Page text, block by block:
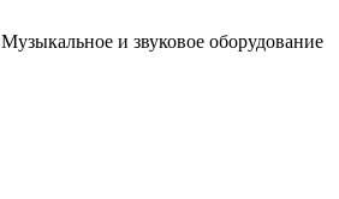
Музыкальное и звуковое оборудование